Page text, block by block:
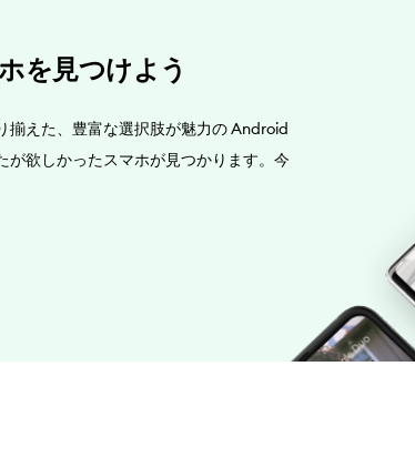
を見つけよう
揃えた、豊富な選択肢が魅力の Android
が欲しかったスマホが見つかります。今